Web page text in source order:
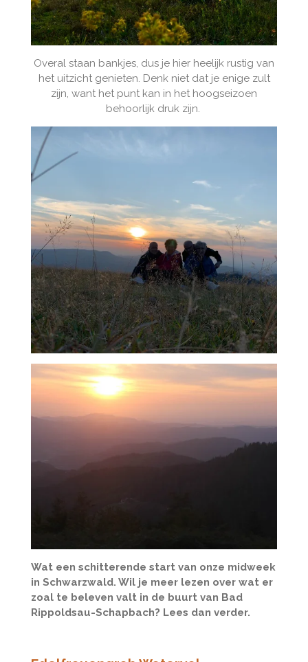
Overal staan bankjes, dus je hier heelijk rustig van
het uitzicht genieten. Denk niet dat je enige zult
zijn, want het punt kan in het hoogseizoen
behoorlijk druk zijn.
Wat een schitterende start van onze midweek
in Schwarzwald. Wil je meer lezen over wat er
zoal te beleven valt in de buurt van Bad
Rippoldsau-Schapbach? Lees dan verder.